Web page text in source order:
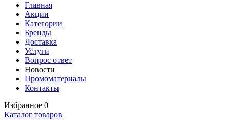
Главная
Акции
Категории
Бренды
Доставка
Услуги
Вопрос ответ
Новости
Промоматериалы
Контакты
Избранное 0
Каталог товаров